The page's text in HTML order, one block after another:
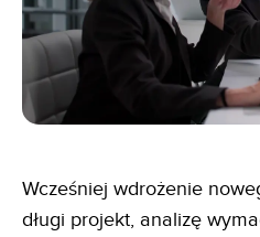
Wcześniej wdrożenie
długi projekt, analizę